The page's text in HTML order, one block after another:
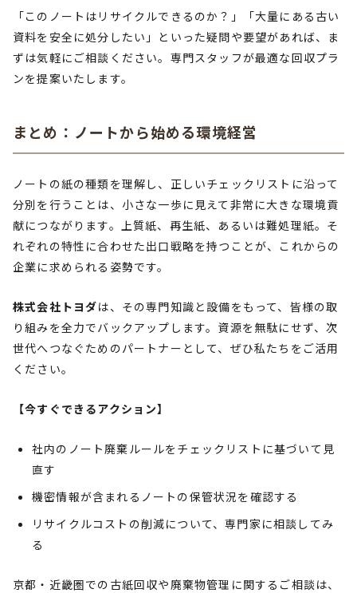
「このノートはリサイクルできるのか？」「大量にある古い
資料を安全に処分したい」といった疑問や要望があれば、ま
ずは気軽にご相談ください。専門スタッフが最適な回収プラ
ンを提案いたします。
まとめ：ノートから始める環境経営
ノートの紙の種類を理解し、正しいチェックリストに沿って
分別を行うことは、小さな一歩に見えて非常に大きな環境貢
献につながります。上質紙、再生紙、あるいは難処理紙。そ
れぞれの特性に合わせた出口戦略を持つことが、これからの
企業に求められる姿勢です。
株式会社トヨダは、その専門知識と設備をもって、皆様の取
り組みを全力でバックアップします。資源を無駄にせず、次
世代へつなぐためのパートナーとして、ぜひ私たちをご活用
ください。
【今すぐできるアクション】
社内のノート廃棄ルールをチェックリストに基づいて見
直す
機密情報が含まれるノートの保管状況を確認する
リサイクルコストの削減について、専門家に相談してみ
る
京都・近畿圏での古紙回収や廃棄物管理に関するご相談は、